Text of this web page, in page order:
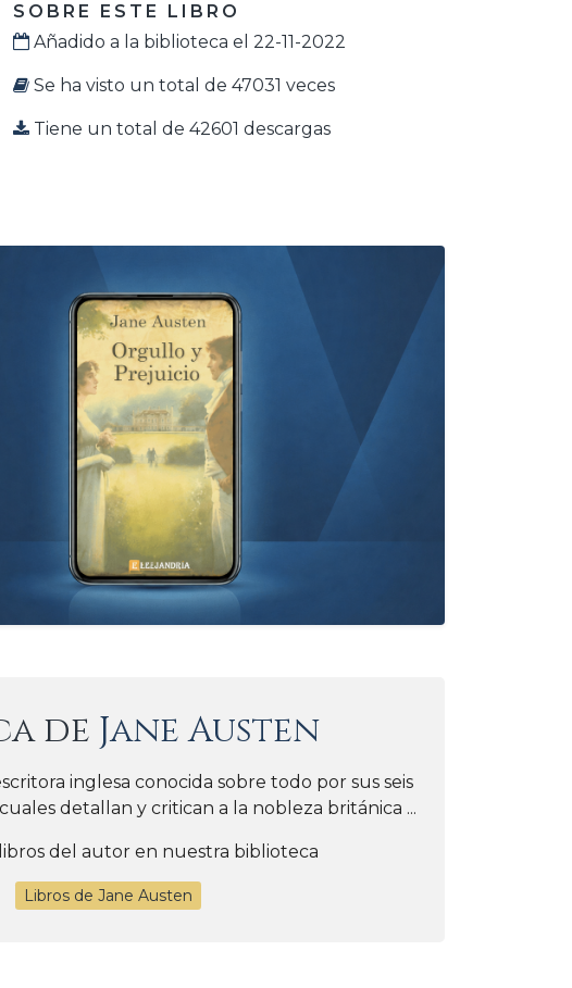
SOBRE ESTE LIBRO
Añadido a la biblioteca el 22-11-2022
Se ha visto un total de 47031 veces
Tiene un total de 42601 descargas
de Jane Austen
inglesa conocida sobre todo por sus seis
detallan y critican a la nobleza británica ...
del autor en nuestra biblioteca
Libros de Jane Austen